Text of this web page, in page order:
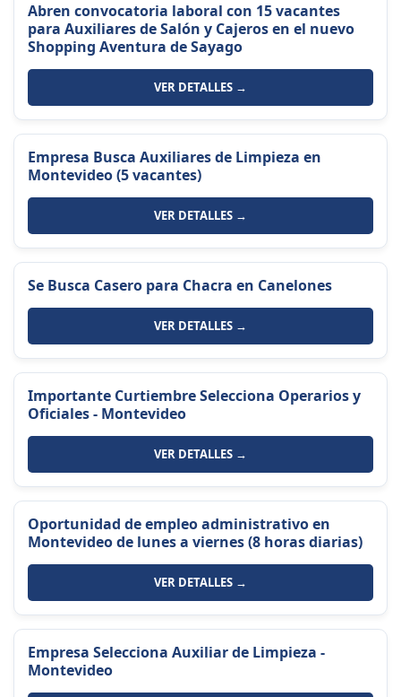
Abren convocatoria laboral con 15 vacantes
para Auxiliares de Salón y Cajeros en el nuevo
Shopping Aventura de Sayago
VER DETALLES →
Empresa Busca Auxiliares de Limpieza en
Montevideo (5 vacantes)
VER DETALLES →
Se Busca Casero para Chacra en Canelones
VER DETALLES →
Importante Curtiembre Selecciona Operarios y
Oficiales - Montevideo
VER DETALLES →
Oportunidad de empleo administrativo en
Montevideo de lunes a viernes (8 horas diarias)
VER DETALLES →
Empresa Selecciona Auxiliar de Limpieza -
Montevideo